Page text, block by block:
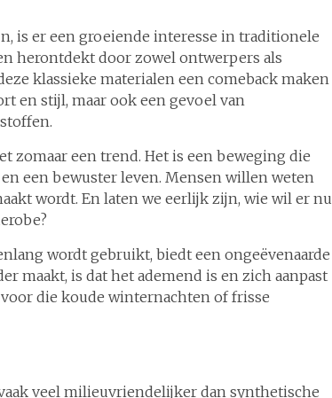
is er een groeiende interesse in traditionele
herontdekt door zowel ontwerpers als
klassieke materialen een comeback maken
en stijl, maar ook een gevoel van
een trend. Het is een beweging die
een bewuster leven. Mensen willen weten
wordt. En laten we eerlijk zijn, wie wil er nu
wordt gebruikt, biedt een ongeëvenaarde
maakt, is dat het ademend is en zich aanpast
die koude winternachten of frisse
veel milieuvriendelijker dan synthetische